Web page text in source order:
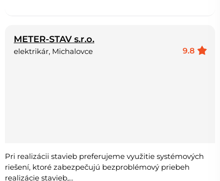
METER-STAV s.r.o.
9.8
elektrikár, Michalovce
Pri realizácii stavieb preferujeme využitie systémových
riešení, ktoré zabezpečujú bezproblémový priebeh
realizácie stavieb,...